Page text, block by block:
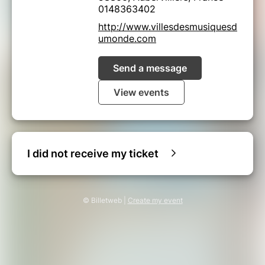
0148363402
http://www.villesdesmusiquesd
umonde.com
Send a message
View events
I did not receive my ticket
© Billetweb | Create my event